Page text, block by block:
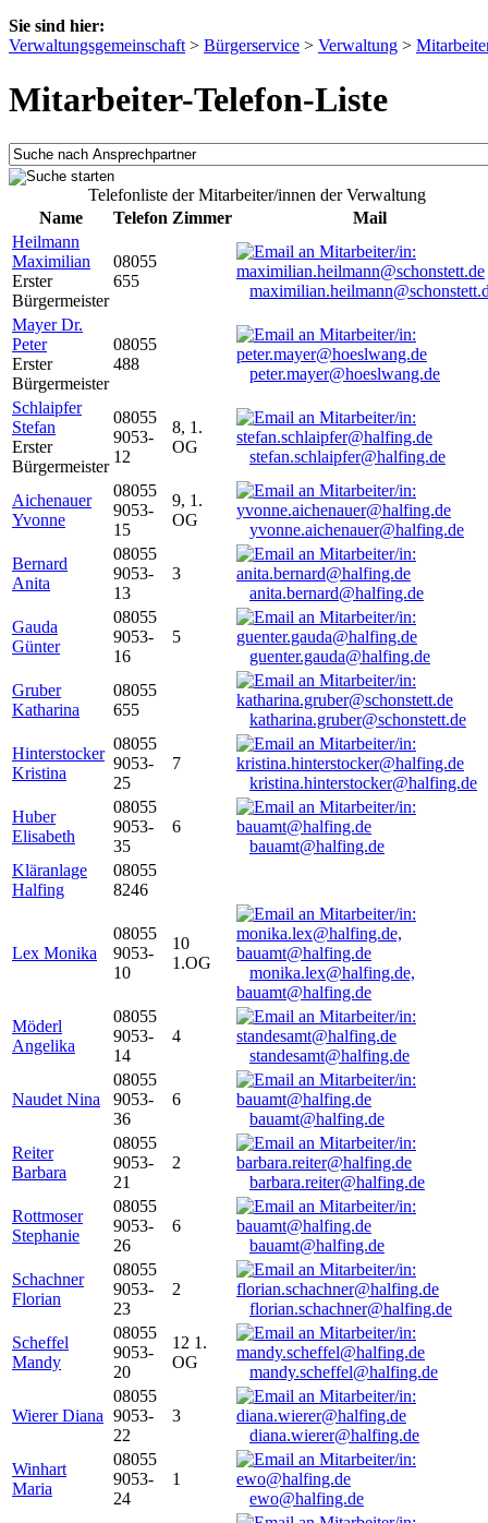
Sie sind hier:
Verwaltungsgemeinschaft > Bürgerservice > Verwaltung >
Mitarbeiter-Telefon-Liste
Telefonliste der Mitarbeiter/innen der Verwaltung
Name
Telefon Zimmer
Mail
Heilmann
Maximilian
Erster
Bürgermeister
08055
655
Mayer Dr.
Peter
Erster
Bürgermeister
08055
488
peter.mayer@hoeslwang.de
Schlaipfer
Stefan
Erster
Bürgermeister
08055
9053-
12
8, 1.
OG
stefan.schlaipfer@halfing.de
Aichenauer
Yvonne
08055
9053-
15
9, 1.
OG
yvonne.aichenauer@halfing.de
Bernard
Anita
08055
9053-
13
3
anita.bernard@halfing.de
Gauda
Günter
08055
9053-
16
5
guenter.gauda@halfing.de
Gruber
Katharina
08055
655
katharina.gruber@schonstett.de
Hinterstocker
Kristina
08055
9053-
25
7
kristina.hinterstocker@halfing.de
Huber
Elisabeth
08055
9053-
35
6
bauamt@halfing.de
Kläranlage
Halfing
08055
8246
Lex Monika
08055
9053-
10
10
1.OG
monika.lex@halfing.de,
bauamt@halfing.de
Möderl
Angelika
08055
9053-
14
4
standesamt@halfing.de
Naudet Nina
08055
9053-
36
6
bauamt@halfing.de
Reiter
Barbara
08055
9053-
21
2
barbara.reiter@halfing.de
Rottmoser
Stephanie
08055
9053-
26
6
bauamt@halfing.de
Schachner
Florian
08055
9053-
23
2
florian.schachner@halfing.de
Scheffel
Mandy
08055
9053-
20
12 1.
OG
mandy.scheffel@halfing.de
Wierer Diana
08055
9053-
22
3
diana.wierer@halfing.de
Winhart
Maria
08055
9053-
24
1
ewo@halfing.de